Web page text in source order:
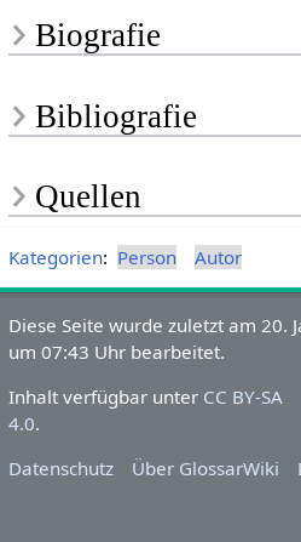
Biografie
Bibliografie
Quellen
Kategorien: Person Autor
Diese Seite wurde zuletzt am 20.
um 07:43 Uhr bearbeitet.
Inhalt verfügbar unter CC BY-SA
4.0.
Datenschutz
Über GlossarWiki